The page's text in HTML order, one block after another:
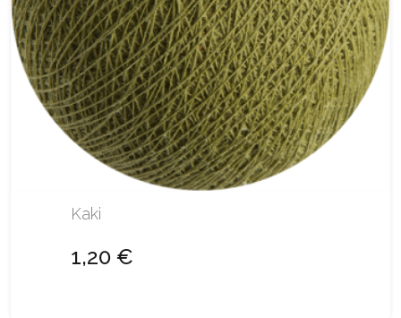
Kaki
1,20 €